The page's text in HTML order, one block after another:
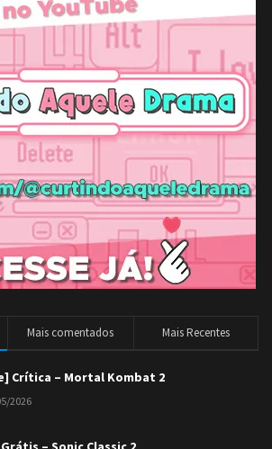
Mais comentados Mais Recentes
Crítica – Mortal Kombat 2
2026